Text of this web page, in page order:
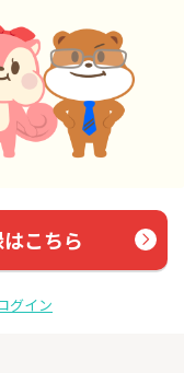
こちら
グイン